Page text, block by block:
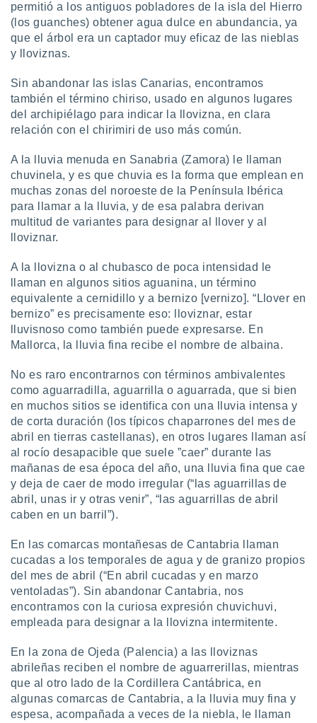
permitió a los antiguos pobladores de la isla del Hierro
(los guanches) obtener agua dulce en abundancia, ya
que el árbol era un captador muy eficaz de las nieblas
y lloviznas.
Sin abandonar las islas Canarias, encontramos
también el término chiriso, usado en algunos lugares
del archipiélago para indicar la llovizna, en clara
relación con el chirimiri de uso más común.
A la lluvia menuda en Sanabria (Zamora) le llaman
chuvinela, y es que chuvia es la forma que emplean en
muchas zonas del noroeste de la Península Ibérica
para llamar a la lluvia, y de esa palabra derivan
multitud de variantes para designar al llover y al
lloviznar.
A la llovizna o al chubasco de poca intensidad le
llaman en algunos sitios aguanina, un término
equivalente a cernidillo y a bernizo [vernizo]. “Llover en
bernizo” es precisamente eso: lloviznar, estar
lluvisnoso como también puede expresarse. En
Mallorca, la lluvia fina recibe el nombre de albaina.
No es raro encontrarnos con términos ambivalentes
como aguarradilla, aguarrilla o aguarrada, que si bien
en muchos sitios se identifica con una lluvia intensa y
de corta duración (los típicos chaparrones del mes de
abril en tierras castellanas), en otros lugares llaman así
al rocío desapacible que suele ”caer” durante las
mañanas de esa época del año, una lluvia fina que cae
y deja de caer de modo irregular (“las aguarrillas de
abril, unas ir y otras venir”, “las aguarrillas de abril
caben en un barril”).
En las comarcas montañesas de Cantabria llaman
cucadas a los temporales de agua y de granizo propios
del mes de abril (“En abril cucadas y en marzo
ventoladas”). Sin abandonar Cantabria, nos
encontramos con la curiosa expresión chuvichuvi,
empleada para designar a la llovizna intermitente.
En la zona de Ojeda (Palencia) a las lloviznas
abrileñas reciben el nombre de aguarrerillas, mientras
que al otro lado de la Cordillera Cantábrica, en
algunas comarcas de Cantabria, a la lluvia muy fina y
espesa, acompañada a veces de la niebla, le llaman